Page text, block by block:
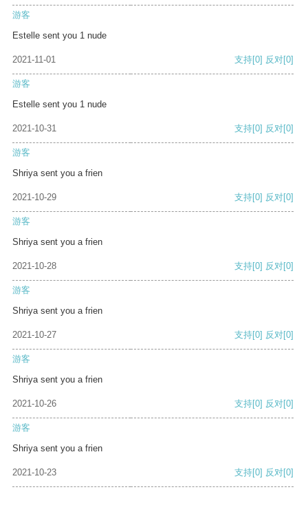
游客
Estelle sent you 1 nude
2021-11-01 支持[0] 反对[0]
游客
Estelle sent you 1 nude
2021-10-31 支持[0] 反对[0]
游客
Shriya sent you a frien
2021-10-29 支持[0] 反对[0]
游客
Shriya sent you a frien
2021-10-28 支持[0] 反对[0]
游客
Shriya sent you a frien
2021-10-27 支持[0] 反对[0]
游客
Shriya sent you a frien
2021-10-26 支持[0] 反对[0]
游客
Shriya sent you a frien
2021-10-23 支持[0] 反对[0]